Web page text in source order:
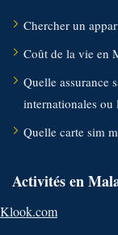
Chercher un
Coût de la vie en
Quelle assurance
internationales ou
Quelle carte sim
Activités en
Klook.com